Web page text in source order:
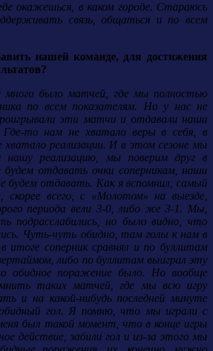
окажешься, в каком городе. Стараюсь
связь, общаться и по всем
нашей команде, для достижения
много было матчей, где мы полностью
по всем показателям. Но у нас не
эти матчи и отдавали наши
Где-то нам не хватало веры в себя, в
хватало реализации. И в этом сезоне мы
нашу реализацию, мы поверим друг в
отдавать очки соперникам, наши
будем отдавать. Как я вспомнил, самый
всего, с «Молотом» на выезде,
периода вели 3-0, либо же 3-1. Мы,
подрасслабились, но было видно, что
Чуть-чуть обидно, там голы к нам в
итоге соперник сравнял и по буллитам
либо по буллитам выиграл эту
обидное поражение было. Но вообще
таких матчей, где мы всю игру
и на какой-нибудь последней минуте
гол. Я помню, что мы играли с
был такой момент, что в конце игры
действие, забили гол и из-за этого мы